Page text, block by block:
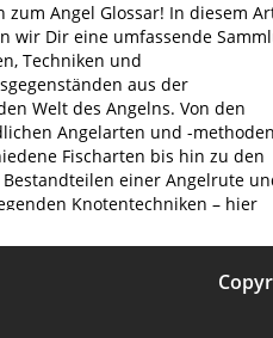
zum Angel Glossar! In diesem
wir Dir eine umfassende
Techniken und
aus der
Welt des Angelns. Von den
Angelarten und -methoden
Fischarten bis hin zu den
einer Angelrute
Knotentechniken – hier